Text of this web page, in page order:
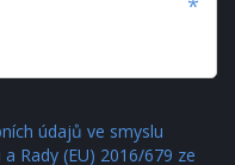
*
údajů ve smyslu
Rady (EU) 2016/679 ze